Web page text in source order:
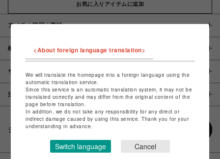
お気に入りアイテムに追加
アイテム説明 / 素材
概要
サイズ
注意事項
シェアする
<About foreign language translation>
We will translate the homepage into a foreign language using the
automatic translation service.
Since this service is an automatic translation system, it may not be
translated correctly and may differ from the original content of the
page before translation.
In addition, we do not take any responsibility for any direct or
indirect damage caused by using this service. Thank you for your
understanding in advance.
Switch language Cancel